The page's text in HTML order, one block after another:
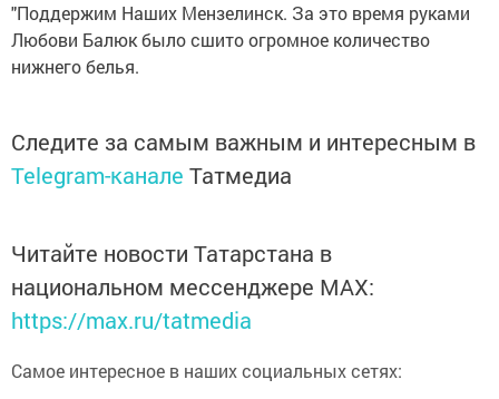
"Поддержим Наших Мензелинск. За это время руками
Любови Балюк было сшито огромное количество
нижнего белья.
Следите за самым важным и интересным в
Telegram-канале Татмедиа
Читайте новости Татарстана в
национальном мессенджере MАХ:
https://max.ru/tatmedia
Самое интересное в наших социальных сетях: